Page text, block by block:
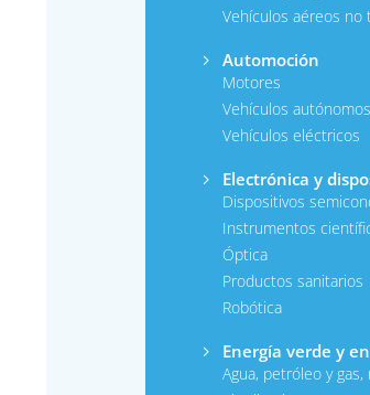
Vehículos aéreos no
Automoción
Motores
Vehículos autónomos
Vehículos eléctricos
Electrónica y
Dispositivos
Instrumentos
Óptica
Productos sanitarios
Robótica
Energía verde y
Agua, petróleo y